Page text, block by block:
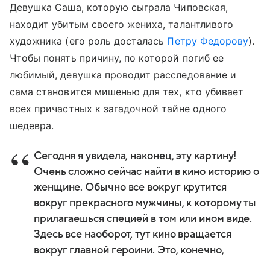
Девушка Саша, которую сыграла Чиповская,
находит убитым своего жениха, талантливого
художника (его роль досталась Петру Федорову).
Чтобы понять причину, по которой погиб ее
любимый, девушка проводит расследование и
сама становится мишенью для тех, кто убивает
всех причастных к загадочной тайне одного
шедевра.
Сегодня я увидела, наконец, эту картину!
Очень сложно сейчас найти в кино историю о
женщине. Обычно все вокруг крутится
вокруг прекрасного мужчины, к которому ты
прилагаешься специей в том или ином виде.
Здесь все наоборот, тут кино вращается
вокруг главной героини. Это, конечно,